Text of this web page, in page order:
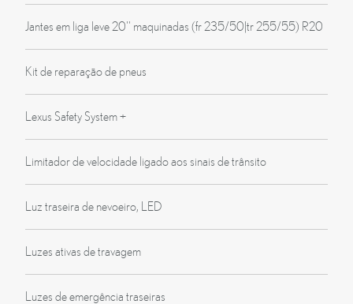
Jantes em liga leve 20'' maquinadas (fr 235/50|tr 255/55) R20
Kit de reparação de pneus
Lexus Safety System +
Limitador de velocidade ligado aos sinais de trânsito
Luz traseira de nevoeiro, LED
Luzes ativas de travagem
Luzes de emergência traseiras